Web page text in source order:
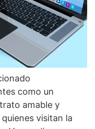
como un
amable y
visitan la